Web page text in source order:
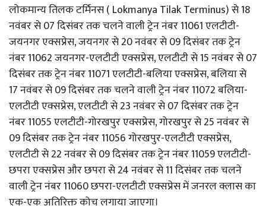
लोकमान्य तिलक टर्मिनस ( Lokmanya Tilak Terminus) से 18
नवंबर से 07 दिसंबर तक चलने वाली ट्रेन नंबर 11061 एलटीटी-
जयनगर एक्सप्रेस, जयनगर से 20 नवंबर से 09 दिसंबर तक ट्रेन
नंबर 11062 जयनगर-एलटीटी एक्सप्रेस, एलटीटी से 15 नवंबर से 07
दिसंबर तक ट्रेन नंबर 11071 एलटीटी-बलिया एक्सप्रेस, बलिया से
17 नवंबर से 09 दिसंबर तक चलने वाली ट्रेन नंबर 11072 बलिया-
एलटीटी एक्सप्रेस, एलटीटी से 23 नवंबर से 07 दिसंबर तक ट्रेन
नंबर 11055 एलटीटी-गोरखपुर एक्सप्रेस, गोरखपुर से 25 नवंबर से
09 दिसंबर तक ट्रेन नंबर 11056 गोरखपुर-एलटीटी एक्सप्रेस,
एलटीटी से 22 नवंबर से 09 दिसंबर तक ट्रेन नंबर 11059 एलटीटी-
छपरा एक्सप्रेस और छपरा से 24 नवंबर से 11 दिसंबर तक चलने
वाली ट्रेन नंबर 11060 छपरा-एलटीटी एक्सप्रेस में जनरल क्लास का
एक-एक अतिरिक्त कोच लगाया जाएगा।